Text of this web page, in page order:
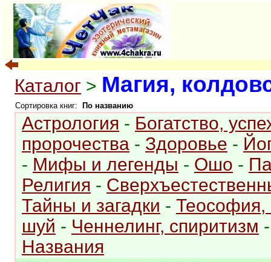
Каталог > Магия,
Сортировка книг: По названию
Астрология - Богатство,
пророчества - Здоровье -
- Мифы и легенды - Ошо -
Религия -
Тайны и загадки - Теософия,
шуй - Ченнелинг, спиритизм
Названия